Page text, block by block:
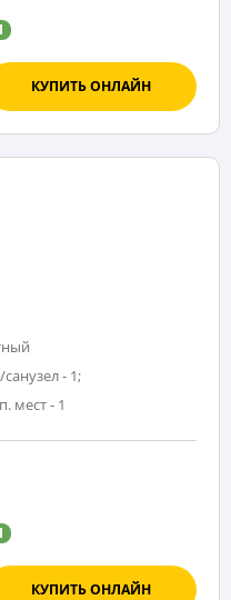
КУПИТЬ ОНЛАЙН
- 1;
мест - 1
КУПИТЬ ОНЛАЙН